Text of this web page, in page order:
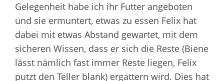
Gelegenheit habe ich ihr Futter angeboten
und sie ermuntert, etwas zu essen Felix hat
dabei mit etwas Abstand gewartet, mit dem
sicheren Wissen, dass er sich die Reste (Biene
lässt nämlich fast immer Reste liegen, Felix
putzt den Teller blank) ergattern wird. Dies hat